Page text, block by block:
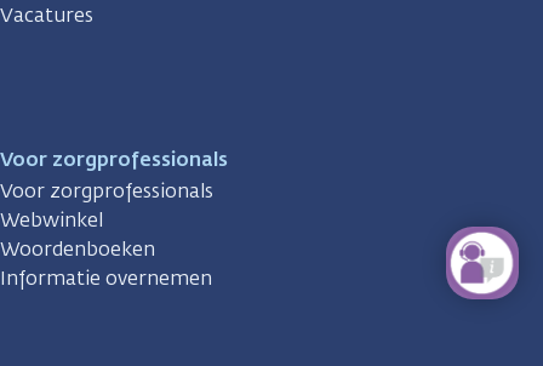
Vacatures
Voor zorgprofessionals
Voor zorgprofessionals
Webwinkel
Woordenboeken
Informatie overnemen